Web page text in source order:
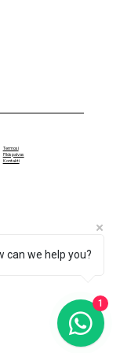
Termosi
Pildspalvas
Kontakti
can we help you?
1